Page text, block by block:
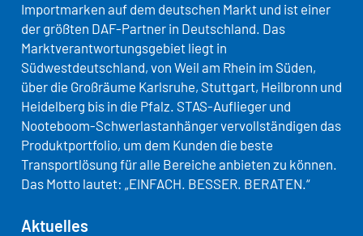
Importmarken auf dem deutschen Markt und ist einer
der größten DAF-Partner in Deutschland. Das
Marktverantwortungsgebiet liegt in
Südwestdeutschland, von Weil am Rhein im Süden,
über die Großräume Karlsruhe, Stuttgart, Heilbronn und
Heidelberg bis in die Pfalz. STAS-Auflieger und
Nooteboom-Schwerlastanhänger vervollständigen das
Produktportfolio, um dem Kunden die beste
Transportlösung für alle Bereiche anbieten zu können.
Das Motto lautet: „EINFACH. BESSER. BERATEN.“
Aktuelles